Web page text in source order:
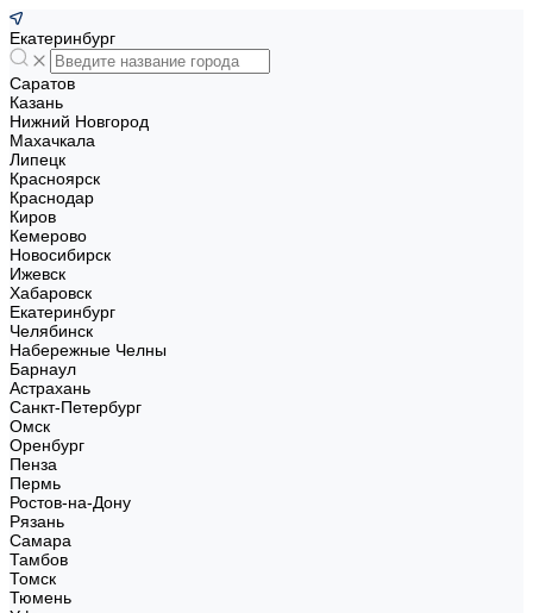
Екатеринбург
Саратов
Казань
Нижний Новгород
Махачкала
Липецк
Красноярск
Краснодар
Киров
Кемерово
Новосибирск
Ижевск
Хабаровск
Екатеринбург
Челябинск
Набережные Челны
Барнаул
Астрахань
Санкт-Петербург
Омск
Оренбург
Пенза
Пермь
Ростов-на-Дону
Рязань
Самара
Тамбов
Томск
Тюмень